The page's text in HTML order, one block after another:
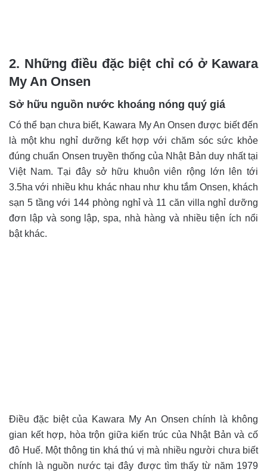
2. Những điều đặc biệt chỉ có ở Kawara
My An Onsen
Sở hữu nguồn nước khoáng nóng quý giá
Có thể bạn chưa biết, Kawara My An Onsen được biết đến
là một khu nghỉ dưỡng kết hợp với chăm sóc sức khỏe
đúng chuẩn Onsen truyền thống của Nhật Bản duy nhất tại
Việt Nam. Tại đây sở hữu khuôn viên rộng lớn lên tới
3.5ha với nhiều khu khác nhau như khu tắm Onsen, khách
sạn 5 tầng với 144 phòng nghỉ và 11 căn villa nghỉ dưỡng
đơn lập và song lập, spa, nhà hàng và nhiều tiện ích nổi
bật khác.
Điều đặc biệt của Kawara My An Onsen chính là không
gian kết hợp, hòa trộn giữa kiến trúc của Nhật Bản và cố
đô Huế. Một thông tin khá thú vị mà nhiều người chưa biết
chính là nguồn nước tại đây được tìm thấy từ năm 1979